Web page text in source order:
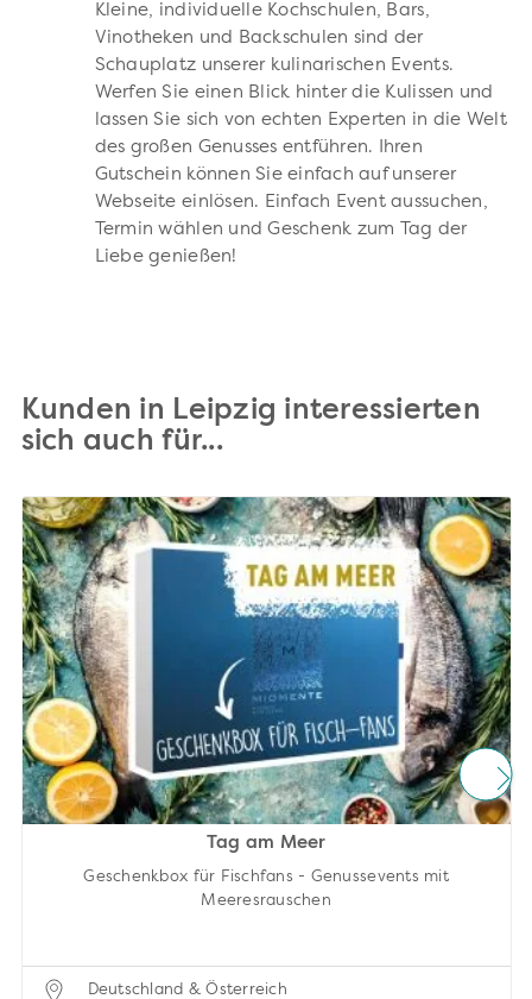
Kleine, individuelle Kochschulen, Bars,
Vinotheken und Backschulen sind der
Schauplatz unserer kulinarischen Events.
Werfen Sie einen Blick hinter die Kulissen und
lassen Sie sich von echten Experten in die Welt
des großen Genusses entführen. Ihren
Gutschein können Sie einfach auf unserer
Webseite einlösen. Einfach Event aussuchen,
Termin wählen und Geschenk zum Tag der
Liebe genießen!
Kunden in Leipzig interessierten
sich auch für...
Tag am Meer
Geschenkbox für Fischfans - Genussevents mit
Meeresrauschen
Deutschland & Österreich